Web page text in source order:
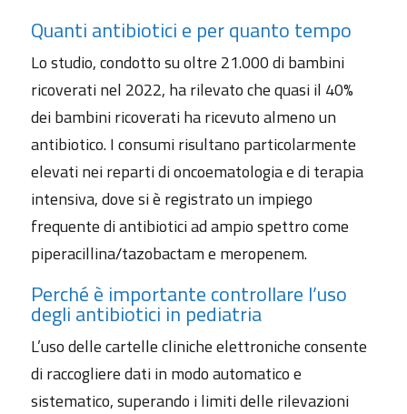
Quanti antibiotici e per quanto tempo
Lo studio, condotto su oltre 21.000 di bambini
ricoverati nel 2022, ha rilevato che quasi il 40%
dei bambini ricoverati ha ricevuto almeno un
antibiotico. I consumi risultano particolarmente
elevati nei reparti di oncoematologia e di terapia
intensiva, dove si è registrato un impiego
frequente di antibiotici ad ampio spettro come
piperacillina/tazobactam e meropenem.
Perché è importante controllare l’uso
degli antibiotici in pediatria
L’uso delle cartelle cliniche elettroniche consente
di raccogliere dati in modo automatico e
sistematico, superando i limiti delle rilevazioni